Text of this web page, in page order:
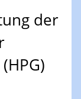
der